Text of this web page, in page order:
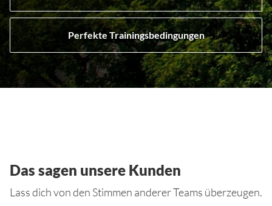
Perfekte Trainingsbedingungen
Das sagen unsere Kunden
Lass dich von den Stimmen anderer Teams überzeugen.